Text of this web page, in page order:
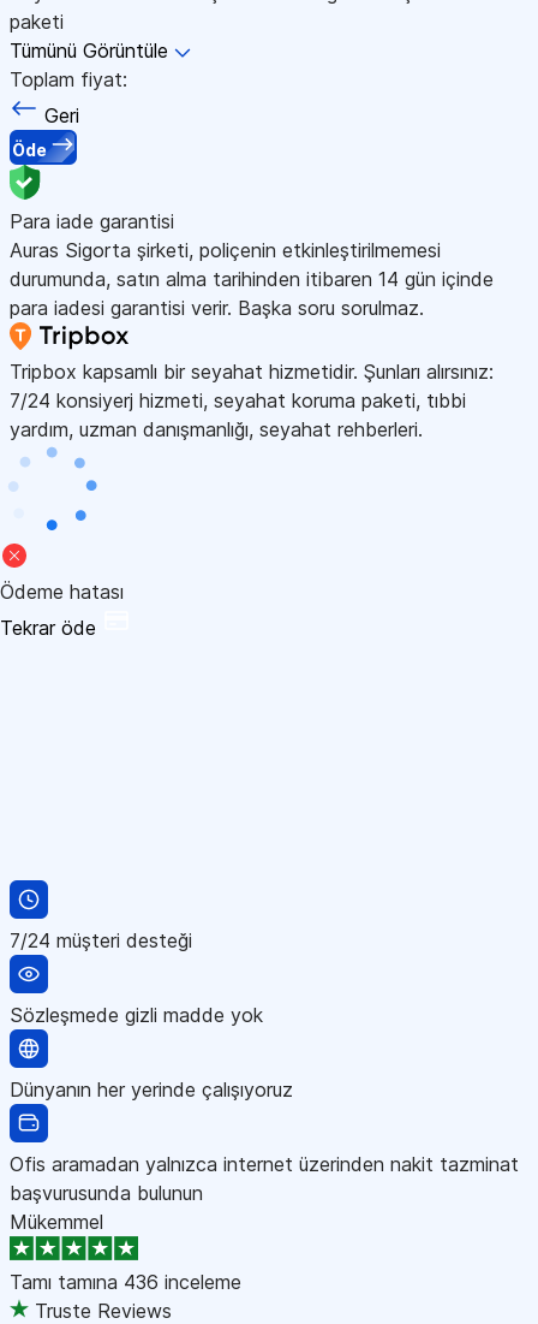
paketi
Tümünü Görüntüle
Toplam fiyat:
Geri
Öde
Para iade garantisi
Auras Sigorta şirketi, poliçenin etkinleştirilmemesi
durumunda, satın alma tarihinden itibaren 14 gün içinde
para iadesi garantisi verir. Başka soru sorulmaz.
Tripbox kapsamlı bir seyahat hizmetidir. Şunları alırsınız:
7/24 konsiyerj hizmeti, seyahat koruma paketi, tıbbi
yardım, uzman danışmanlığı, seyahat rehberleri.
Ödeme hatası
Tekrar öde
7/24 müşteri desteği
Sözleşmede gizli madde yok
Dünyanın her yerinde çalışıyoruz
Ofis aramadan yalnızca internet üzerinden nakit tazminat
başvurusunda bulunun
Mükemmel
Tamı tamına 436 inceleme
Truste Reviews